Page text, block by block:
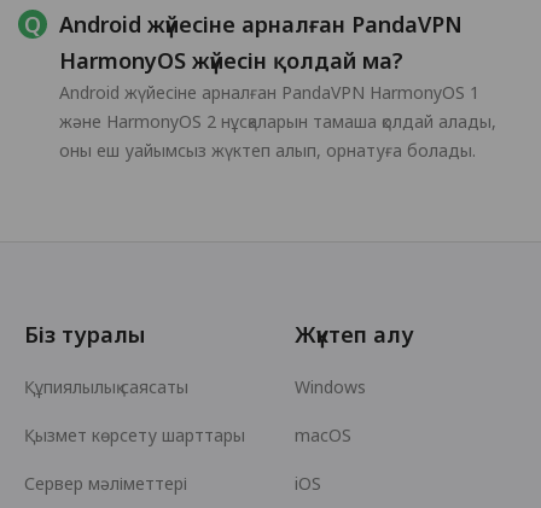
Android жүйесіне арналған PandaVPN
HarmonyOS жүйесін қолдай ма?
Android жүйесіне арналған PandaVPN HarmonyOS 1
және HarmonyOS 2 нұсқаларын тамаша қолдай алады,
оны еш уайымсыз жүктеп алып, орнатуға болады.
Біз туралы
Құпиялылық саясаты
Қызмет көрсету шарттары
Сервер мәліметтері
Жүктеп алу
Windows
macOS
iOS